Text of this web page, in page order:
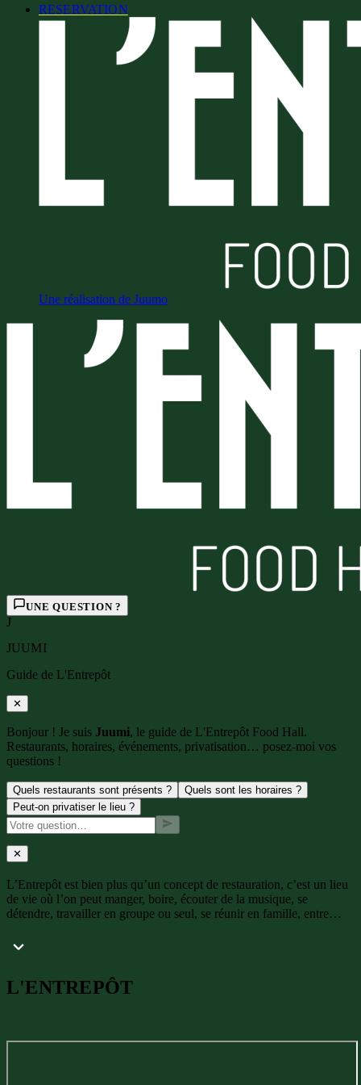
RESERVATION
Une réalisation de Juumo
UNE QUESTION ?
J
JUUMI
Guide de L'Entrepôt
✕
Bonjour ! Je suis Juumi, le guide de L'Entrepôt Food Hall.
Restaurants, horaires, événements, privatisation… posez-moi vos
questions !
Quels restaurants sont présents ?
Quels sont les horaires ?
Peut-on privatiser le lieu ?
✕
L’Entrepôt est bien plus qu’un concept de restauration, c’est un lieu
de vie où l’on peut manger, boire, écouter de la musique, se
détendre, travailler en groupe ou seul, se réunir en famille, entre
L'ENTREPÔT